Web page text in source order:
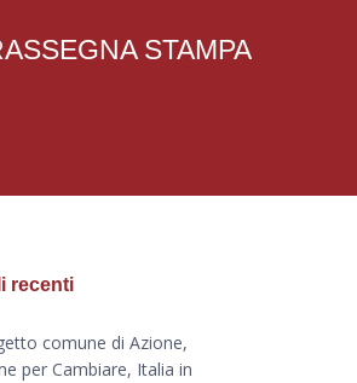
STAMPA
recenti
comune di Azione,
per Cambiare, Italia in